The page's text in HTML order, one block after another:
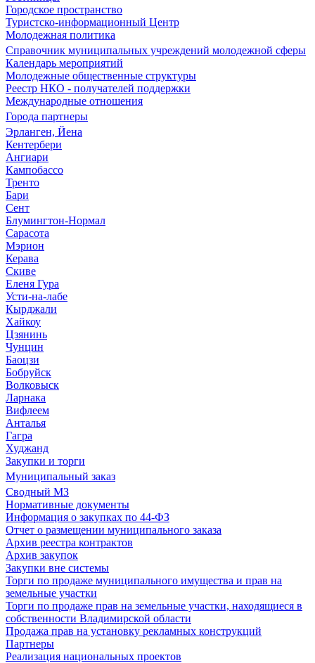
Городское пространство
Туристско-информационный Центр
Молодежная политика
Справочник муниципальных учреждений молодежной сферы
Календарь мероприятий
Молодежные общественные структуры
Реестр НКО - получателей поддержки
Международные отношения
Города партнеры
Эрланген, Йена
Кентербери
Ангиари
Кампобассо
Тренто
Бари
Сент
Блумингтон-Нормал
Сарасота
Мэрион
Керава
Скиве
Еленя Гура
Усти-на-лабе
Кырджали
Хайкоу
Цзянинь
Чунцин
Баоцзи
Бобруйск
Волковыск
Ларнака
Вифлеем
Анталья
Гагра
Худжанд
Закупки и торги
Муниципальный заказ
Сводный МЗ
Нормативные документы
Информация о закупках по 44-ФЗ
Отчет о размещении муниципального заказа
Архив реестра контрактов
Архив закупок
Закупки вне системы
Торги по продаже муниципального имущества и прав на
земельные участки
Торги по продаже прав на земельные участки, находящиеся в
собственности Владимирской области
Продажа прав на установку рекламных конструкций
Партнеры
Реализация национальных проектов